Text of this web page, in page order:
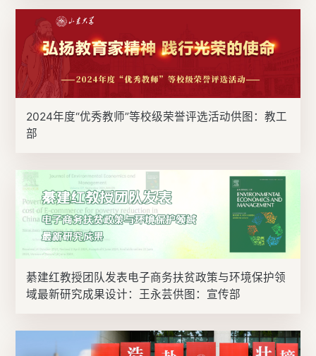
2024年度“优秀教师”等校级荣誉评选活动供图：教工
部
綦建红教授团队发表电子商务扶贫政策与环境保护领
域最新研究成果设计：王永芸供图：宣传部